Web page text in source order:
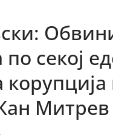
секој
Митрев